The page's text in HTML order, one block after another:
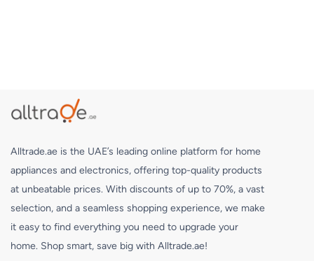
Alltrade.ae is the UAE’s leading online platform for home
appliances and electronics, offering top-quality products
at unbeatable prices. With discounts of up to 70%, a vast
selection, and a seamless shopping experience, we make
it easy to find everything you need to upgrade your
home. Shop smart, save big with Alltrade.ae!